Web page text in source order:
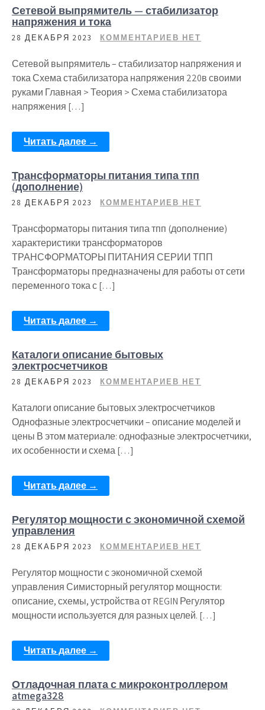
Сетевой выпрямитель — стабилизатор
напряжения и тока
28 ДЕКАБРЯ 2023 КОММЕНТАРИЕВ НЕТ
Сетевой выпрямитель – стабилизатор напряжения и
тока Схема стабилизатора напряжения 220в своими
руками Главная > Теория > Схема стабилизатора
напряжения […]
Читать далее →
Трансформаторы питания типа тпп
(дополнение)
28 ДЕКАБРЯ 2023 КОММЕНТАРИЕВ НЕТ
Трансформаторы питания типа тпп (дополнение)
характеристики трансформаторов
ТРАНСФОРМАТОРЫ ПИТАНИЯ СЕРИИ ТПП
Трансформаторы предназначены для работы от сети
переменного тока с […]
Читать далее →
Каталоги описание бытовых
электросчетчиков
28 ДЕКАБРЯ 2023 КОММЕНТАРИЕВ НЕТ
Каталоги описание бытовых электросчетчиков
Однофазные электросчетчики – описание моделей и
цены В этом материале: однофазные электросчетчики,
их особенности и схема […]
Читать далее →
Регулятор мощности с экономичной схемой
управления
28 ДЕКАБРЯ 2023 КОММЕНТАРИЕВ НЕТ
Регулятор мощности с экономичной схемой
управления Симисторный регулятор мощности:
описание, схемы, устройства от REGIN Регулятор
мощности используется для разных целей. […]
Читать далее →
Отладочная плата с микроконтроллером
atmega328